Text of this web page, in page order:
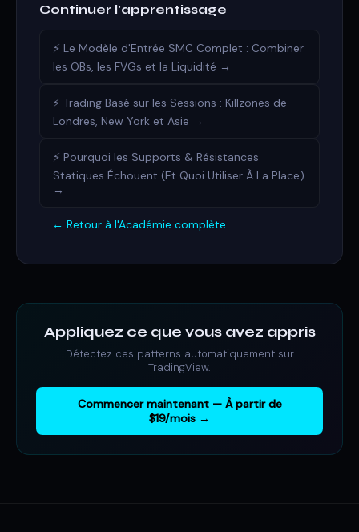
Continuer l'apprentissage
⚡ Le Modèle d'Entrée SMC Complet : Combiner
les OBs, les FVGs et la Liquidité →
⚡ Trading Basé sur les Sessions : Killzones de
Londres, New York et Asie →
⚡ Pourquoi les Supports & Résistances
Statiques Échouent (Et Quoi Utiliser À La Place)
→
← Retour à l'Académie complète
Appliquez ce que vous avez appris
Détectez ces patterns automatiquement sur
TradingView.
Commencer maintenant — À partir de
$19/mois →